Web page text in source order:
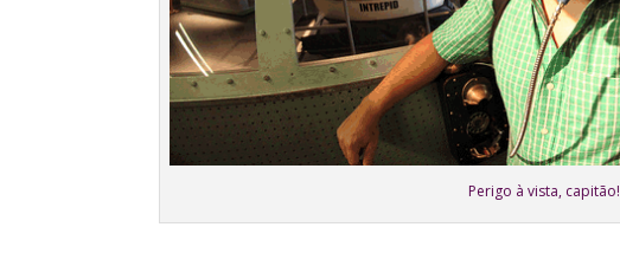
Perigo à vista, capitão!